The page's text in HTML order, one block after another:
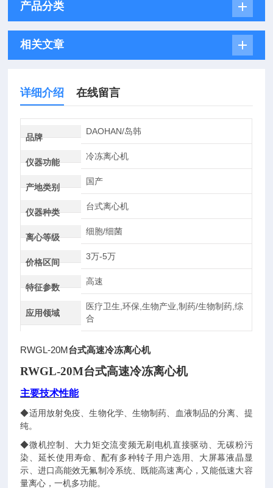
产品分类
相关文章
详细介绍 在线留言
品牌
DAOHAN/岛韩
仪器功能
冷冻离心机
产地类别
国产
仪器种类
台式离心机
离心等级
细胞/细菌
价格区间
3万-5万
特征参数
高速
应用领域
医疗卫生,环保,生物产业,制药/生物制药,综
合
RWGL-20M台式高速冷冻离心机
RWGL-20M台式高速冷冻离心机
主要技术性能
◆适用放射免疫、生物化学、生物制药、血液制品的分离、提
纯。
◆微机控制、大力矩交流变频无刷电机直接驱动、无碳粉污
染、延长使用寿命、配有多种转子用户选用、大屏幕液晶显
示、进口高能效无氟制冷系统、既能高速离心，又能低速大容
量离心，一机多功能。